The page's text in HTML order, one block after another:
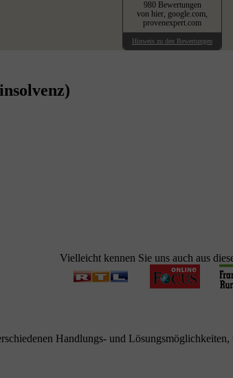
980 Bewertungen
von hier, google.com,
provenexpert.com
Hinweis zu den Bewertungen
Vielleicht kennen Sie uns auch aus
Handlungs- und